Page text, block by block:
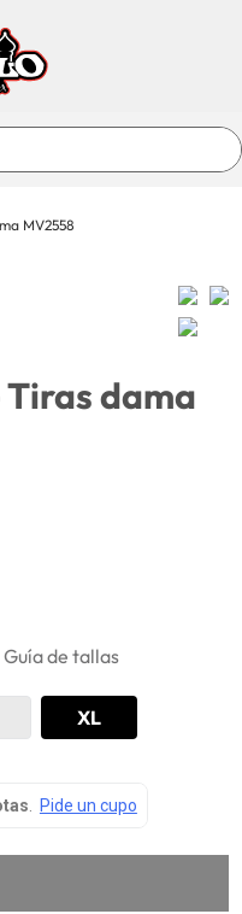
MV2558
dama
Guía de tallas
XL
.
jeans
blusas